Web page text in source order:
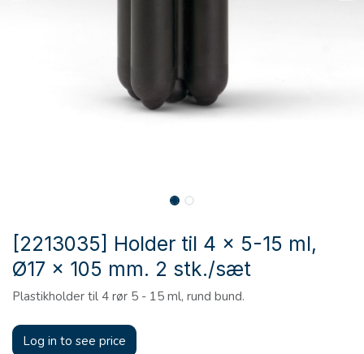
[2213035] Holder til 4 x 5-15 ml,
Ø17 x 105 mm. 2 stk./sæt
Plastikholder til 4 rør 5 - 15 ml, rund bund.
Log in to see price